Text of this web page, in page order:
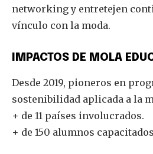
networking y entretejen
vínculo con la moda.
IMPACTOS DE MOLA
Desde 2019, pioneros en
sostenibilidad aplicada a la
+ de 11 países involucrados.
+ de 150 alumnos